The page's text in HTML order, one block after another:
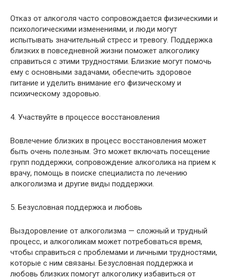
Отказ от алкоголя часто сопровождается физическими и
психологическими изменениями, и люди могут
испытывать значительный стресс и тревогу. Поддержка
близких в повседневной жизни поможет алкоголику
справиться с этими трудностями. Близкие могут помочь
ему с основными задачами, обеспечить здоровое
питание и уделить внимание его физическому и
психическому здоровью.
4. Участвуйте в процессе восстановления
Вовлечение близких в процесс восстановления может
быть очень полезным. Это может включать посещение
групп поддержки, сопровождение алкоголика на прием к
врачу, помощь в поиске специалиста по лечению
алкоголизма и другие виды поддержки.
5. Безусловная поддержка и любовь
Выздоровление от алкоголизма — сложный и трудный
процесс, и алкоголикам может потребоваться время,
чтобы справиться с проблемами и личными трудностями,
которые с ним связаны. Безусловная поддержка и
любовь близких помогут алкоголику избавиться от